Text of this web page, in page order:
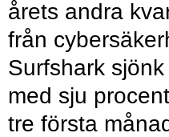
årets andra
från
Surfshark
med sju
tre första